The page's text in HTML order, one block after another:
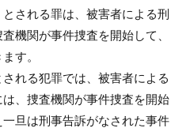
される罪は、被害者による刑
機関が事件捜査を開始して、
す。
れる犯罪では、被害者による
、捜査機関が事件捜査を開始
旦は刑事告訴がなされた事件